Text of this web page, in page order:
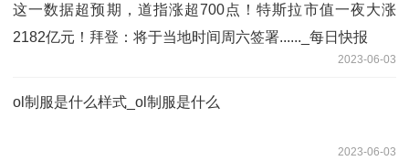
这一数据超预期，道指涨超700点！特斯拉市值一夜大涨
2182亿元！拜登：将于当地时间周六签署......_每日快报
2023-06-03
ol制服是什么样式_ol制服是什么
2023-06-03